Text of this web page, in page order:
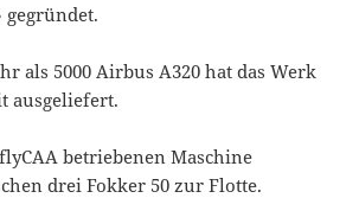
gegründet.
als 5000 Airbus A320 hat das Werk
ausgeliefert.
betriebenen Maschine
drei Fokker 50 zur Flotte.